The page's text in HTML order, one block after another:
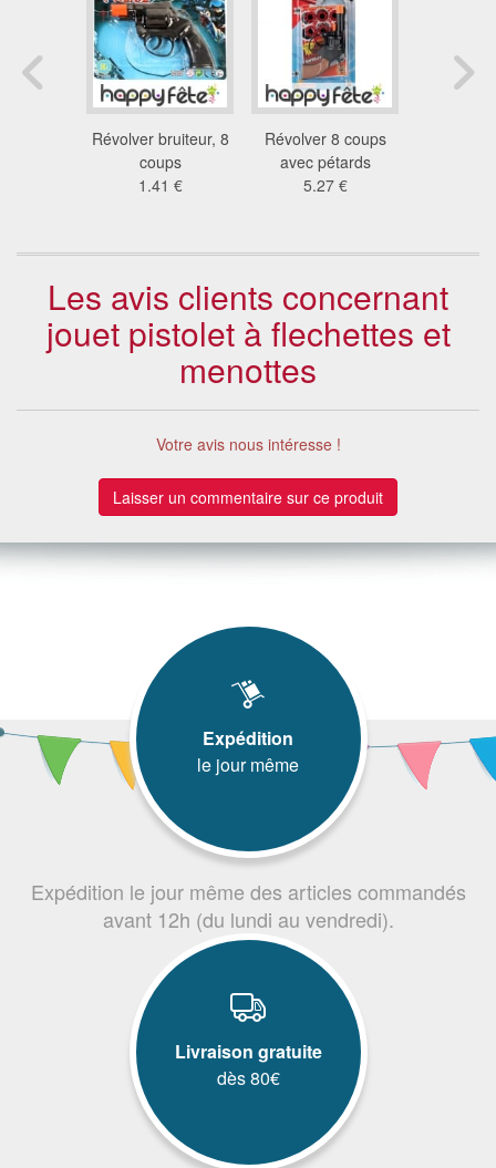
Révolver bruiteur, 8
coups
1.41 €
Révolver 8 coups
avec pétards
5.27 €
Les avis clients concernant
jouet pistolet à flechettes et
menottes
Votre avis nous intéresse !
Laisser un commentaire sur ce produit
Expédition
le jour même
Expédition le jour même des articles commandés
avant 12h (du lundi au vendredi).
Livraison gratuite
dès 80€